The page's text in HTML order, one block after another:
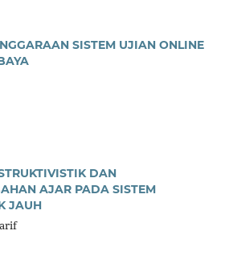
SISTEM UJIAN ONLINE
DAN
AJAR PADA SISTEM
JAUH